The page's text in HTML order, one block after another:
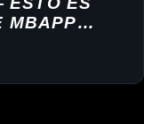
MBAPPÉ